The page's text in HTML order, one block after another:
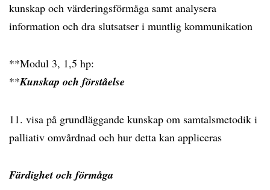
kunskap och värderingsförmåga samt analysera
information och dra slutsatser i muntlig kommunikation
**Modul 3, 1,5 hp:
**Kunskap och förståelse
11. visa på grundläggande kunskap om samtalsmetodik i
palliativ omvårdnad och hur detta kan appliceras
Färdighet och förmåga